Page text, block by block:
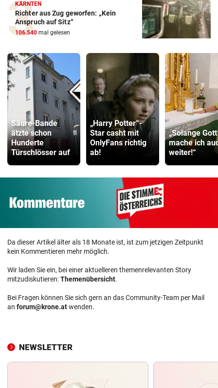
KÄRNTEN
Richter aus Zug geworfen: „Kein
Anspruch auf Sitz“
106.540 mal gelesen
Säure-Bande
ätzte schon
Hunderte
Türschlösser auf
„Harry Potter“-
Star casht mit
OnlyFans richtig
ab!
„Solange
mache ich
weiter!“
Da dieser Artikel älter als 18 Monate ist, ist zum jetzigen Zeitpunkt
kein Kommentieren mehr möglich.
Wir laden Sie ein, bei einer aktuelleren themenrelevanten Story
mitzudiskutieren:Themenübersicht.
Bei Fragen können Sie sich gern an das Community-Team per Mail
an forum@krone.atwenden.
NEWSLETTER